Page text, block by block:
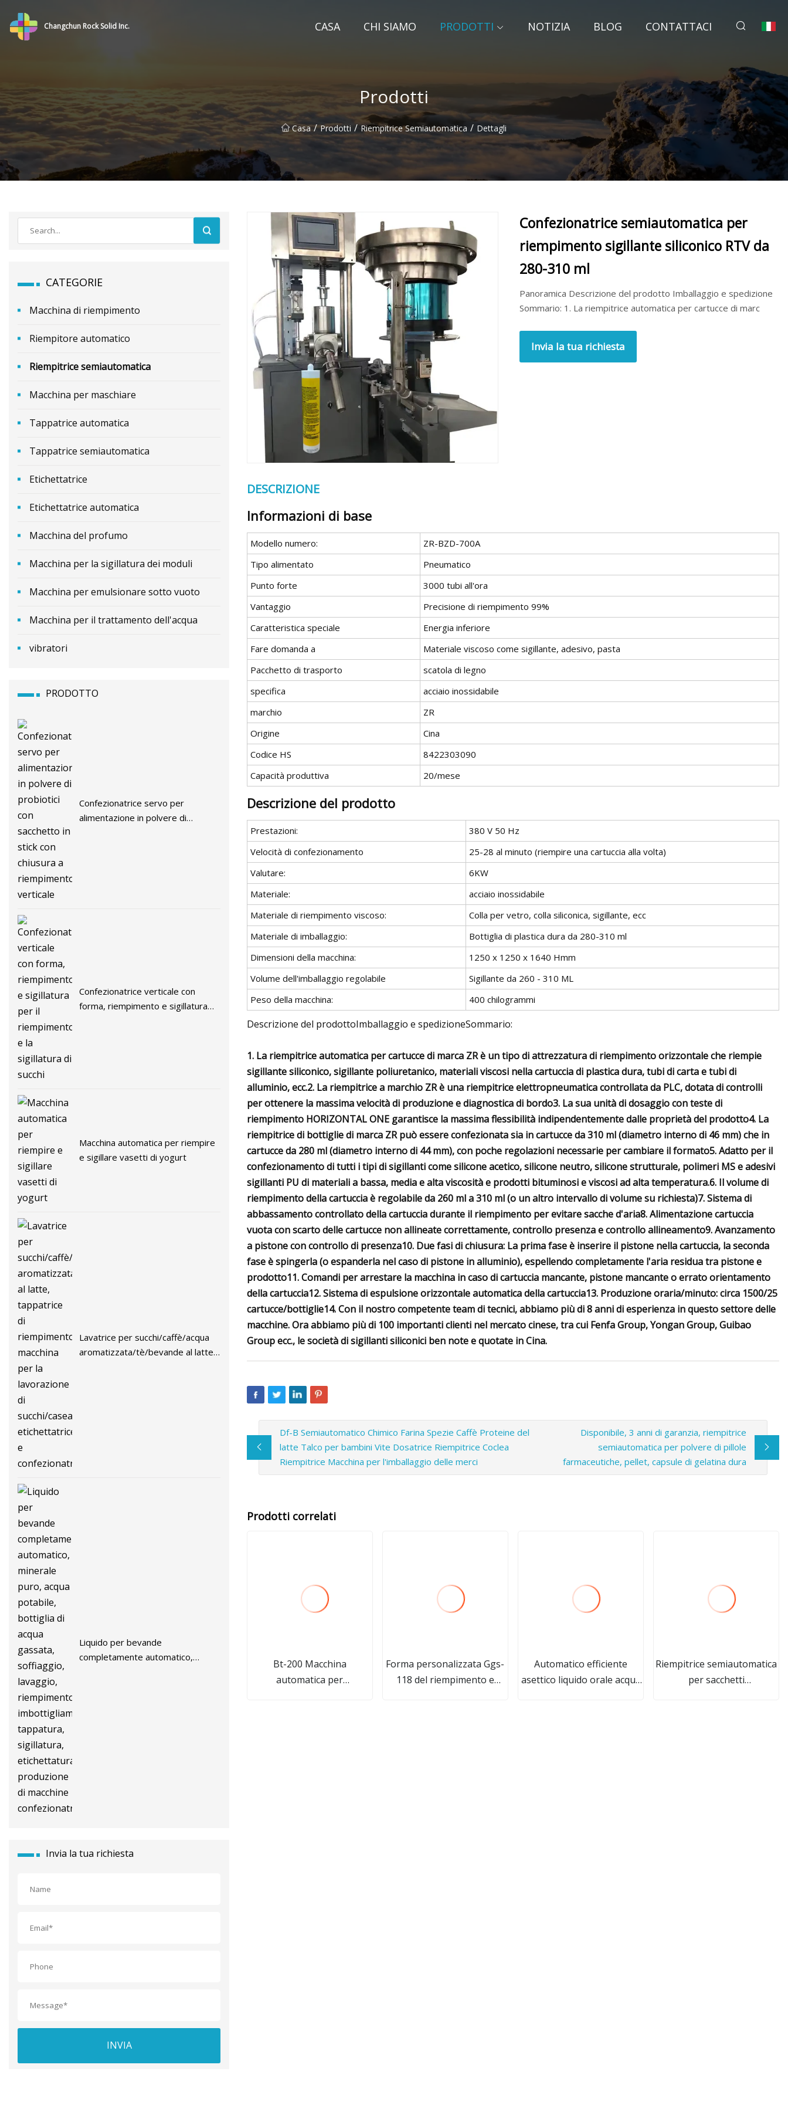
Changchun Rock Solid Inc. CASA CHI SIAMO PRODOTTI NOTIZIA BLOG CONTATTACI
Prodotti
Casa / Prodotti / Riempitrice Semiautomatica / Dettagli
CATEGORIE
Macchina di riempimento
Riempitore automatico
Riempitrice semiautomatica
Macchina per maschiare
Tappatrice automatica
Tappatrice semiautomatica
Etichettatrice
Etichettatrice automatica
Macchina del profumo
Macchina per la sigillatura dei moduli
Macchina per emulsionare sotto vuoto
Macchina per il trattamento dell'acqua
vibratori
PRODOTTO
Confezionatrice servo per
alimentazione in polvere di
Confezionatrice verticale con
forma, riempimento e sigillatura
Macchina automatica per riempire
e sigillare vasetti di yogurt
Lavatrice per succhi/caffè/acqua
aromatizzata/tè/bevande al latte,
Liquido per bevande
completamente automatico,
Invia la tua richiesta
INVIA
Confezionatrice semiautomatica per
riempimento sigillante siliconico RTV da
280-310 ml
Panoramica Descrizione del prodotto Imballaggio e spedizione
Sommario: 1. La riempitrice automatica per cartucce di marc
Invia la tua richiesta
DESCRIZIONE
Informazioni di base
Modello numero:
ZR-BZD-700A
Tipo alimentato
Pneumatico
Punto forte
3000 tubi all'ora
Vantaggio
Precisione di riempimento 99%
Caratteristica speciale
Energia inferiore
Fare domanda a
Materiale viscoso come sigillante, adesivo, pasta
Pacchetto di trasporto
scatola di legno
specifica
acciaio inossidabile
marchio
ZR
Origine
Cina
Codice HS
8422303090
Capacità produttiva
20/mese
Descrizione del prodotto
Prestazioni:
380 V 50 Hz
Velocità di confezionamento
25-28 al minuto (riempire una cartuccia alla volta)
Valutare:
6KW
Materiale:
acciaio inossidabile
Materiale di riempimento viscoso:
Colla per vetro, colla siliconica, sigillante, ecc
Materiale di imballaggio:
Bottiglia di plastica dura da 280-310 ml
Dimensioni della macchina:
1250 x 1250 x 1640 Hmm
Volume dell'imballaggio regolabile
Sigillante da 260 - 310 ML
Peso della macchina:
400 chilogrammi
Descrizione del prodottoImballaggio e spedizioneSommario:
1. La riempitrice automatica per cartucce di marca ZR è un tipo di attrezzatura di riempimento orizzontale che riempie
sigillante siliconico, sigillante poliuretanico, materiali viscosi nella cartuccia di plastica dura, tubi di carta e tubi di
alluminio, ecc.2. La riempitrice a marchio ZR è una riempitrice elettropneumatica controllata da PLC, dotata di controlli
per ottenere la massima velocità di produzione e diagnostica di bordo3. La sua unità di dosaggio con teste di
riempimento HORIZONTAL ONE garantisce la massima flessibilità indipendentemente dalle proprietà del prodotto4. La
riempitrice di bottiglie di marca ZR può essere confezionata sia in cartucce da 310 ml (diametro interno di 46 mm) che in
cartucce da 280 ml (diametro interno di 44 mm), con poche regolazioni necessarie per cambiare il formato5. Adatto per il
confezionamento di tutti i tipi di sigillanti come silicone acetico, silicone neutro, silicone strutturale, polimeri MS e adesivi
sigillanti PU di materiali a bassa, media e alta viscosità e prodotti bituminosi e viscosi ad alta temperatura.6. Il volume di
riempimento della cartuccia è regolabile da 260 ml a 310 ml (o un altro intervallo di volume su richiesta)7. Sistema di
abbassamento controllato della cartuccia durante il riempimento per evitare sacche d'aria8. Alimentazione cartuccia
vuota con scarto delle cartucce non allineate correttamente, controllo presenza e controllo allineamento9. Avanzamento
a pistone con controllo di presenza10. Due fasi di chiusura: La prima fase è inserire il pistone nella cartuccia, la seconda
fase è spingerla (o espanderla nel caso di pistone in alluminio), espellendo completamente l'aria residua tra pistone e
prodotto11. Comandi per arrestare la macchina in caso di cartuccia mancante, pistone mancante o errato orientamento
della cartuccia12. Sistema di espulsione orizzontale automatica della cartuccia13. Produzione oraria/minuto: circa 1500/25
cartucce/bottiglie14. Con il nostro competente team di tecnici, abbiamo più di 8 anni di esperienza in questo settore delle
macchine. Ora abbiamo più di 100 importanti clienti nel mercato cinese, tra cui Fenfa Group, Yongan Group, Guibao
Group ecc., le società di sigillanti siliconici ben note e quotate in Cina.
Df-B Semiautomatico Chimico Farina Spezie Caffè Proteine ​​del
latte Talco per bambini Vite Dosatrice Riempitrice Coclea
Riempitrice Macchina per l'imballaggio delle merci
Disponibile, 3 anni di garanzia, riempitrice
semiautomatica per polvere di pillole
farmaceutiche, pellet, capsule di gelatina dura
Prodotti correlati
Bt-200 Macchina
automatica per
Forma personalizzata Ggs-
118 del riempimento e
Automatico efficiente
asettico liquido orale acqua
Riempitrice semiautomatica
per sacchetti